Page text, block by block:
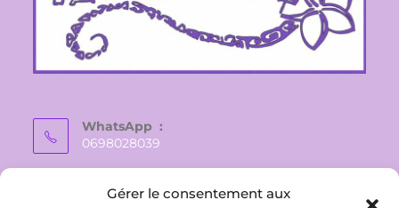
Gérer le consentement aux
WhatsApp :
0698028039
vaite.e.tiare@gmail.com